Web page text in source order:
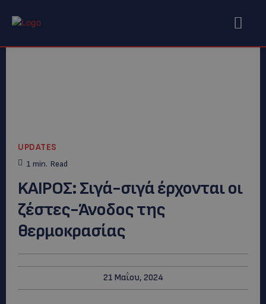
UPDATES
1 min. Read
KAΙΡΟΣ: Σιγά-σιγά έρχονται οι
ζέστες-Άνοδος της
θερμοκρασίας
21 Μαΐου, 2024